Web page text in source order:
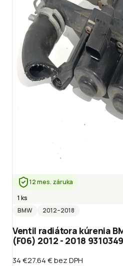
12 mes. záruka
1 ks
BMW
2012–2018
Ventil radiátora kúrenia
(F06) 2012 - 2018 9310349
34 €27.64 €bez DPH